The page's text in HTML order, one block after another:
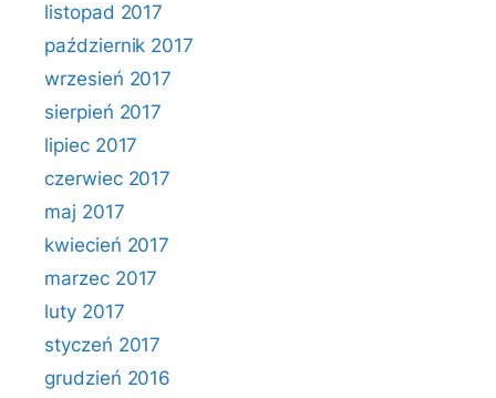
listopad 2017
październik 2017
wrzesień 2017
sierpień 2017
lipiec 2017
czerwiec 2017
maj 2017
kwiecień 2017
marzec 2017
luty 2017
styczeń 2017
grudzień 2016